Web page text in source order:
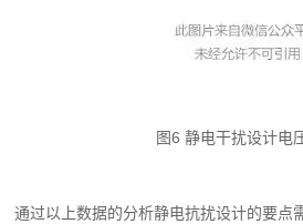
图6 静电干扰设计电
通过以上数据的分析静电抗扰设计的要点